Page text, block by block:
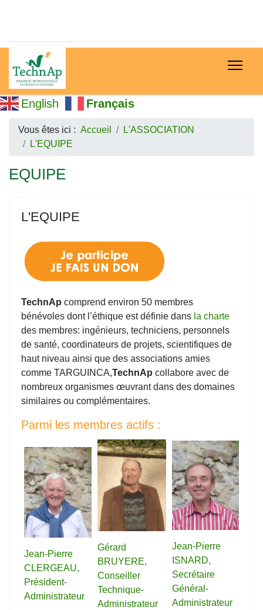
English Français
Vous êtes ici : Accueil
L'ASSOCIATION
L'EQUIPE
EQUIPE
L'EQUIPE
TechnAp comprend environ 50 membres
bénévoles dont l’éthique est définie dans la charte
des membres: ingénieurs, techniciens, personnels
de santé, coordinateurs de projets, scientifiques de
haut niveau ainsi que des associations amies
comme TARGUINCA,TechnAp collabore avec de
nombreux organismes œuvrant dans des domaines
similaires ou complémentaires.
Parmi les membres actifs :
Jean-Pierre
CLERGEAU,
Président-
Administrateur
Gérard
BRUYERE,
Conseiller
Technique-
Administrateur
Jean-Pierre
ISNARD,
Secrétaire
Général-
Administrateur